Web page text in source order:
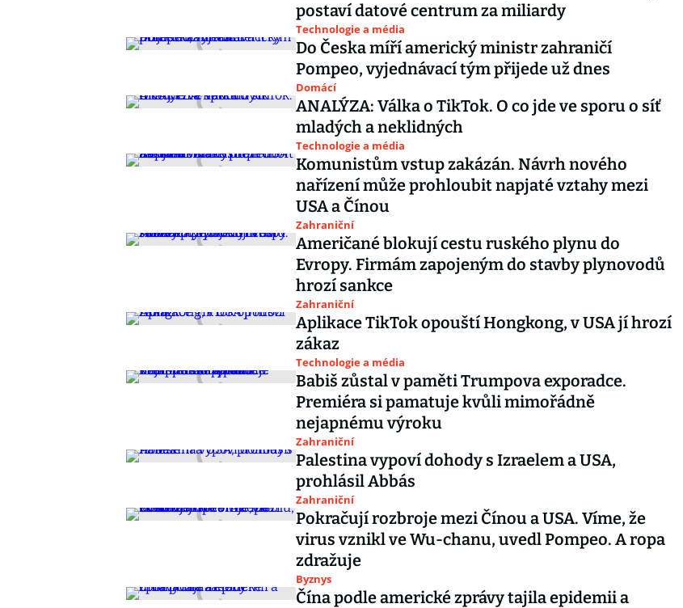
postaví datové centrum za miliardy
Technologie a média
Do Česka míří americký ministr zahraničí
Pompeo, vyjednávací tým přijede už dnes
Domácí
ANALÝZA: Válka o TikTok. O co jde ve sporu o síť
mladých a neklidných
Technologie a média
Komunistům vstup zakázán. Návrh nového
nařízení může prohloubit napjaté vztahy mezi
USA a Čínou
Zahraniční
Američané blokují cestu ruského plynu do
Evropy. Firmám zapojeným do stavby plynovodů
hrozí sankce
Zahraniční
Aplikace TikTok opouští Hongkong, v USA jí hrozí
zákaz
Technologie a média
Babiš zůstal v paměti Trumpova exporadce.
Premiéra si pamatuje kvůli mimořádně
nejapnému výroku
Zahraniční
Palestina vypoví dohody s Izraelem a USA,
prohlásil Abbás
Zahraniční
Pokračují rozbroje mezi Čínou a USA. Víme, že
virus vznikl ve Wu-chanu, uvedl Pompeo. A ropa
zdražuje
Byznys
Čína podle americké zprávy tajila epidemii a